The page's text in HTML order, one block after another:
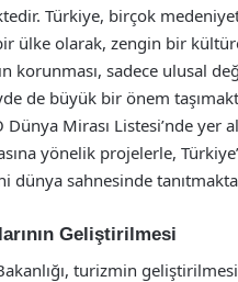
Türkiye, birçok
ülke olarak, zengin bir
korunması, sadece ulusal
de büyük bir önem
Dünya Mirası Listesi’nde yer
yönelik projelerle,
dünya sahnesinde
Geliştirilmesi
turizmin